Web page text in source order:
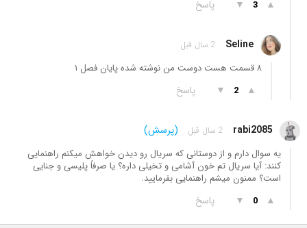
▲
3
▼ پاسخ
Seline 2 سال قبل
۸ قسمت هست دوست من نوشته شده پایان فصل ۱
▲
2
▼ پاسخ
rabi2085 2 سال قبل (پرسش)
یه سوال دارم و از دوستانی که سریال رو دیدن خواهش میکنم راهنمایی
کنند: آیا سریال تم خون آشامی و تخیلی داره؟ یا صرفاً پلیسی و جنایی
است؟ ممنون میشم راهنمایی بفرمایید.
▲
0
▼ پاسخ